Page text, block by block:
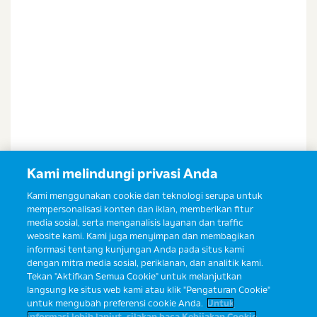
Kami melindungi privasi Anda
Kami menggunakan cookie dan teknologi serupa untuk
mempersonalisasi konten dan iklan, memberikan fitur
media sosial, serta menganalisis layanan dan traffic
website kami. Kami juga menyimpan dan membagikan
informasi tentang kunjungan Anda pada situs kami
dengan mitra media sosial, periklanan, dan analitik kami.
Tekan "Aktifkan Semua Cookie" untuk melanjutkan
langsung ke situs web kami atau klik "Pengaturan Cookie"
untuk mengubah preferensi cookie Anda. Untuk